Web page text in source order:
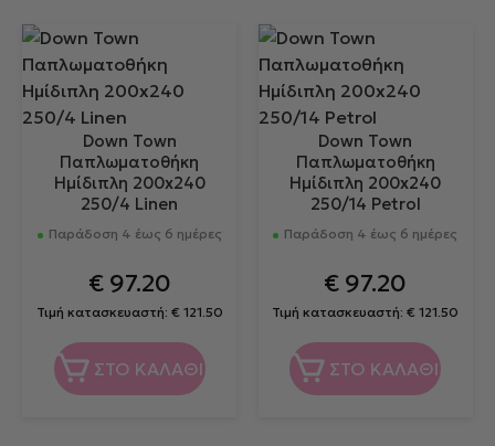
Down Town
Παπλωματοθήκη
Ημίδιπλη 200x240
250/4 Linen
Παράδοση 4 έως 6 ημέρες
€97.20
Τιμή κατασκευαστή: € 121.50
ΣΤΟ ΚΑΛΑΘΙ
Down Town
Παπλωματοθήκη
Ημίδιπλη 200x240
250/14 Petrol
Παράδοση 4 έως 6 ημέρες
€ 97.20
Τιμή κατασκευαστή:€ 121.50
ΣΤΟ ΚΑΛΑΘΙ